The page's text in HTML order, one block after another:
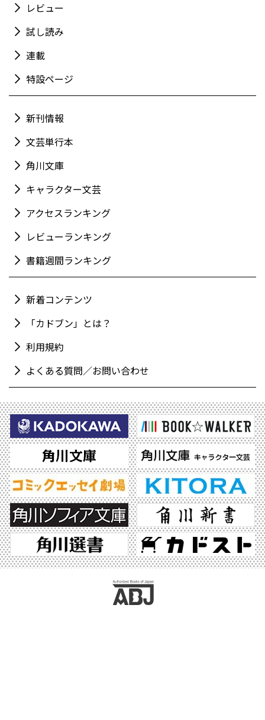
レビュー
試し読み
連載
特設ページ
新刊情報
文芸単行本
角川文庫
キャラクター文芸
アクセスランキング
レビューランキング
書籍週間ランキング
新着コンテンツ
「カドブン」とは？
利用規約
よくある質問／お問い合わせ